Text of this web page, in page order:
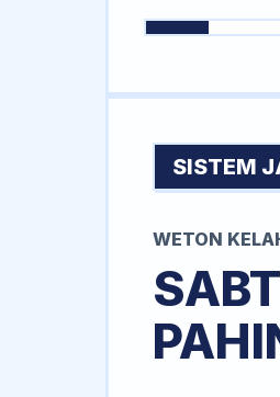
SISTEM
WETON